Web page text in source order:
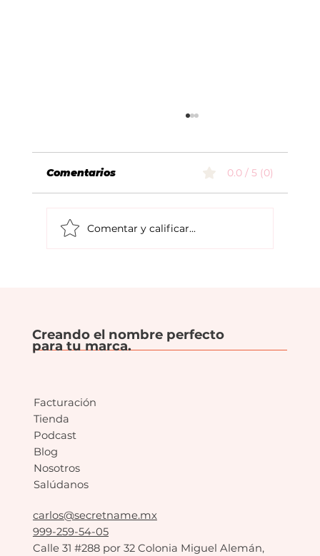
Creando el nombre perfecto
para tu marca.
carlos@secretname.mx
999-259-54-05
Calle 31 #288 por 32 Colonia Miguel Alemán,
Facturación
Tienda
Podcast
Blog
Nosotros
Salúdanos
Comentarios 0.0 / 5 (0)
Comentar y calificar...